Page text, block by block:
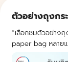
ตัวอย่างถุงก
“เลือกชมตัวอย่าง
paper bag หลาย